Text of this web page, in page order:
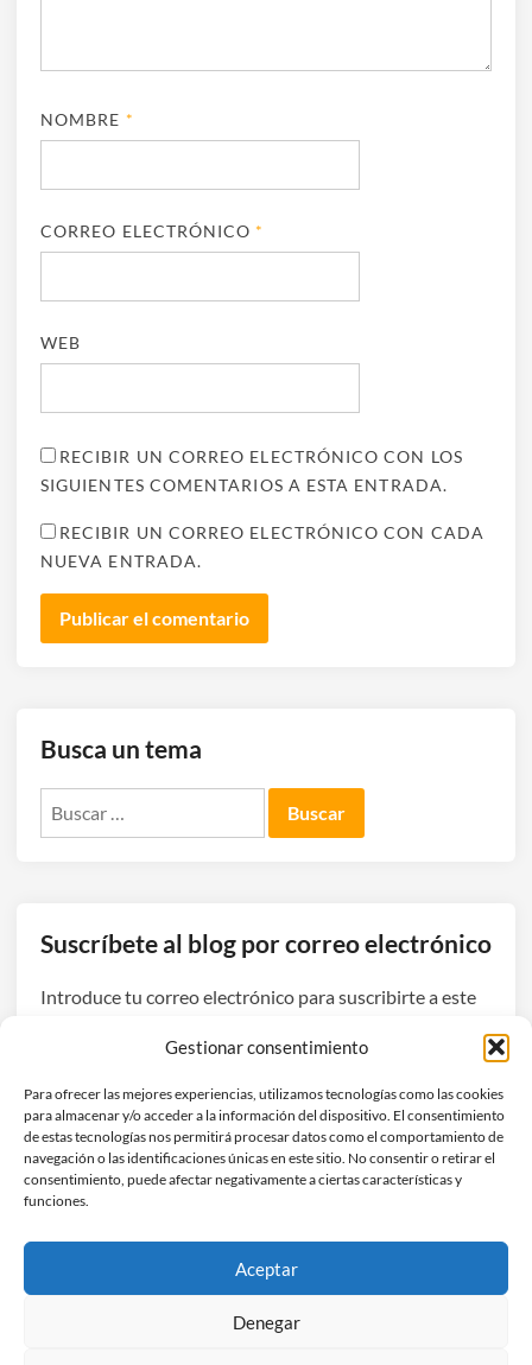
Gestionar consentimiento
Para ofrecer las mejores experiencias, utilizamos tecnologías como las cookies
para almacenar y/o acceder a la información del dispositivo. El consentimiento
de estas tecnologías nos permitirá procesar datos como el comportamiento de
navegación o las identificaciones únicas en este sitio. No consentir o retirar el
consentimiento, puede afectar negativamente a ciertas características y
funciones.
Aceptar
Denegar
NOMBRE *
CORREO ELECTRÓNICO *
WEB
RECIBIR UN CORREO ELECTRÓNICO CON LOS
SIGUIENTES COMENTARIOS A ESTA ENTRADA.
RECIBIR UN CORREO ELECTRÓNICO CON CADA
NUEVA ENTRADA.
Busca un tema
Suscríbete al blog por correo electrónico
Introduce tu correo electrónico para suscribirte a este
de
correo
electrónico
Suscribirse
Únete a otros 3 suscriptores